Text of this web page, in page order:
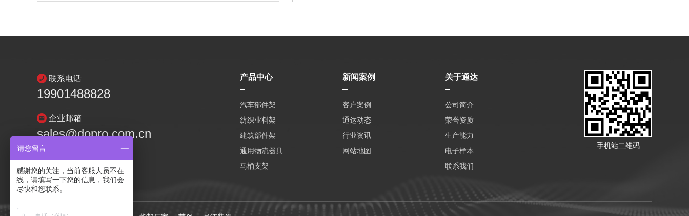
联系电话
19901488828
企业邮箱
sales@dopro.com.cn
产品中心
汽车部件架
纺织业料架
建筑部件架
通用物流器具
马桶支架
新闻案例
客户案例
通达动态
行业资讯
网站地图
关于通达
公司简介
荣誉资质
生产能力
电子样本
联系我们
手机站二维码
请您留言
感谢您的关注，当前客服人员不在
线，请填写一下您的信息，我们会
尽快和您联系。